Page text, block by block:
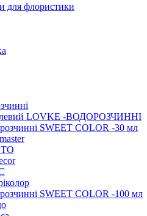
для флористики
LOVKE -ВОДОРОЗЧИННІ
SWEET COLOR -30 мл
SWEET COLOR -100 мл